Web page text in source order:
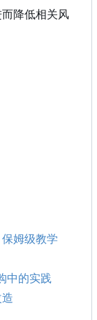
降低相关风
姆级教学
中的实践